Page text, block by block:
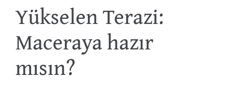
Yükselen Terazi:
Maceraya hazır
mısın?